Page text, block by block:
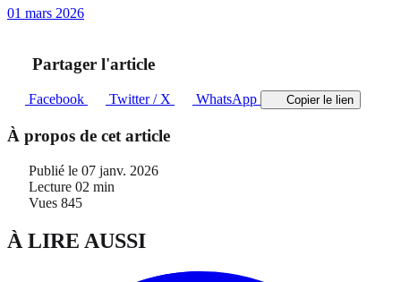
01 mars 2026
Partager l'article
Facebook Twitter / X WhatsApp Copier le lien
À propos de cet article
Publié le 07 janv. 2026
Lecture 02 min
Vues 845
À LIRE AUSSI